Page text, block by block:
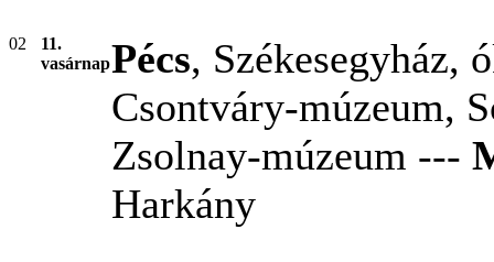
02
11.
vasárnapPécs, Székesegyház,
Csontváry-múzeum,
Zsolnay-múzeum ---
Harkány